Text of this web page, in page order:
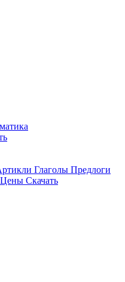
Глаголы Предлоги
Цены Скачать